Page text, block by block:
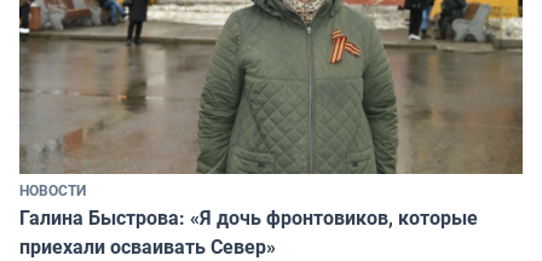
НОВОСТИ
Галина Быстрова: «Я дочь фронтовиков, которые
приехали осваивать Север»